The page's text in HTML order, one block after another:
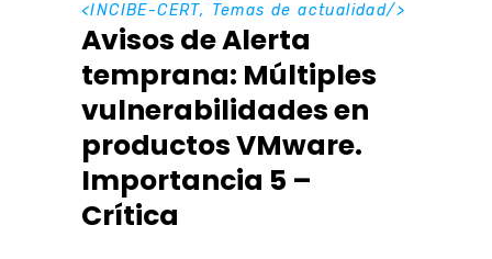
<INCIBE-CERT, Temas de actualidad/>
Avisos de Alerta
temprana: Múltiples
vulnerabilidades en
productos VMware.
Importancia 5 –
Crítica